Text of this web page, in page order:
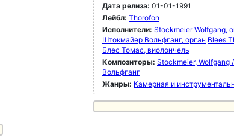
Дата релиза: 01-01-1991
Лейбл: Thorofon
Исполнители: Stockmeier Wolfgang,
Штокмайер Вольфганг, орган Blees
Блес Томас, виолончель
Композиторы: Stockmeier, Wolfgang
Вольфганг
Жанры: Камерная и